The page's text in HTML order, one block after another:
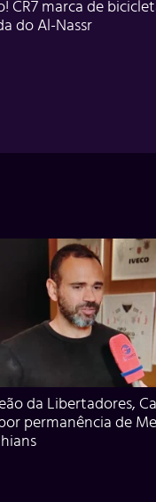
CR7 marca de
do Al-Nassr
da Libertadores,
permanência de